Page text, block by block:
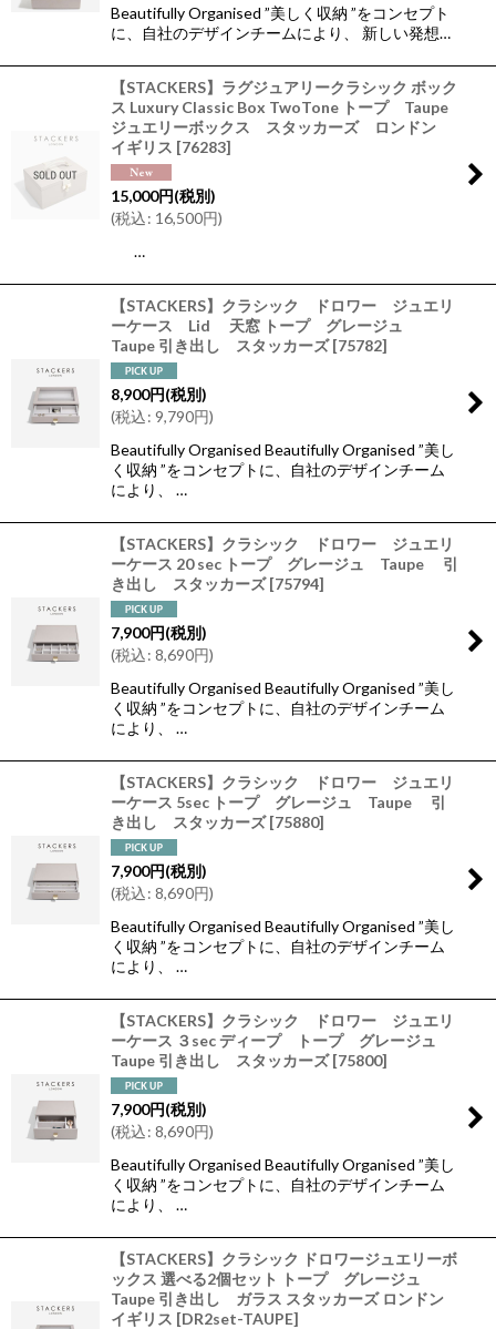
Beautifully Organised ”美しく収納 ”をコンセプト
に、自社のデザインチームにより、 新しい発想…
【STACKERS】ラグジュアリークラシック ボック
ス Luxury Classic Box TwoTone トープ Taupe
ジュエリーボックス スタッカーズ ロンドン
イギリス [76283]
15,000円(税別)
(税込: 16,500円)
…
【STACKERS】クラシック ドロワー ジュエリ
ーケース Lid 天窓 トープ グレージュ
Taupe 引き出し スタッカーズ [75782]
8,900円(税別)
(税込: 9,790円)
Beautifully Organised Beautifully Organised ”美し
く収納 ”をコンセプトに、自社のデザインチーム
により、 …
【STACKERS】クラシック ドロワー ジュエリ
ーケース 20 sec トープ グレージュ Taupe 引
き出し スタッカーズ [75794]
7,900円(税別)
(税込: 8,690円)
Beautifully Organised Beautifully Organised ”美し
く収納 ”をコンセプトに、自社のデザインチーム
により、 …
【STACKERS】クラシック ドロワー ジュエリ
ーケース 5sec トープ グレージュ Taupe 引
き出し スタッカーズ [75880]
7,900円(税別)
(税込: 8,690円)
Beautifully Organised Beautifully Organised ”美し
く収納 ”をコンセプトに、自社のデザインチーム
により、 …
【STACKERS】クラシック ドロワー ジュエリ
ーケース ３sec ディープ トープ グレージュ
Taupe 引き出し スタッカーズ [75800]
7,900円(税別)
(税込: 8,690円)
Beautifully Organised Beautifully Organised ”美し
く収納 ”をコンセプトに、自社のデザインチーム
により、 …
【STACKERS】クラシック ドロワージュエリーボ
ックス 選べる2個セット トープ グレージュ
Taupe 引き出し ガラス スタッカーズ ロンドン
イギリス [DR2set-TAUPE]